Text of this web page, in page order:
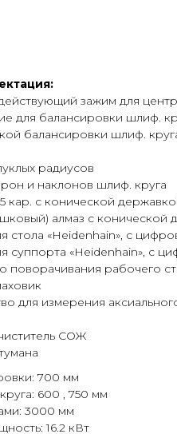
зажим для
для балансировки шлиф.
балансировки шлиф.
радиусов
и наклонов шлиф. круга
кар. с конической
алмаз с конической
стола «Heidenhain», с
суппорта «Heidenhain», с
поворачивания рабочего
для измерения
СОЖ
700 мм
600 , 750 мм
3000 мм
16.2 кВт